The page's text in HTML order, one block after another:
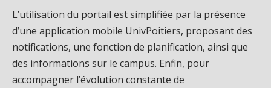
L’utilisation du portail est simplifiée par la présence
d’une application mobile UnivPoitiers, proposant des
notifications, une fonction de planification, ainsi que
des informations sur le campus. Enfin, pour
accompagner l’évolution constante de